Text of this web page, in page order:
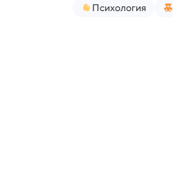
Психология